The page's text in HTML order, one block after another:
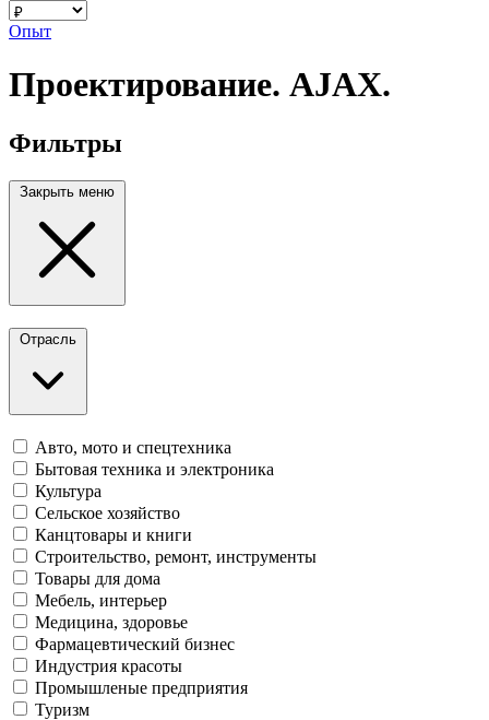
Опыт
Проектирование. AJAX.
Фильтры
Закрыть меню
Отрасль
Авто, мото и спецтехника
Бытовая техника и электроника
Культура
Сельское хозяйство
Канцтовары и книги
Строительство, ремонт, инструменты
Товары для дома
Мебель, интерьер
Медицина, здоровье
Фармацевтический бизнес
Индустрия красоты
Промышленые предприятия
Туризм